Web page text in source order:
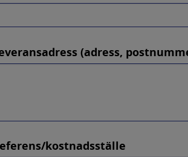
(adress,
kostnadsställe